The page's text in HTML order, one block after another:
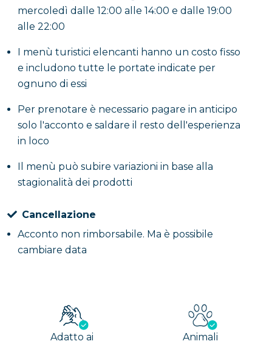
mercoledì dalle 12:00 alle 14:00 e dalle 19:00
alle 22:00
I menù turistici elencanti hanno un costo fisso
e includono tutte le portate indicate per
ognuno di essi
Per prenotare è necessario pagare in anticipo
solo l'acconto e saldare il resto dell'esperienza
in loco
Il menù può subire variazioni in base alla
stagionalità dei prodotti
Cancellazione
Acconto non rimborsabile. Ma è possibile
cambiare data
Adatto ai Animali